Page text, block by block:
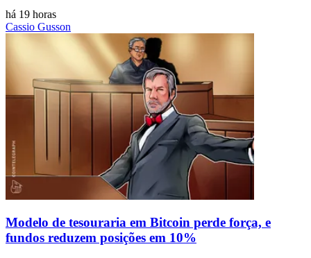
há 19 horas
Cassio Gusson
Modelo de tesouraria em Bitcoin perde força, e
fundos reduzem posições em 10%